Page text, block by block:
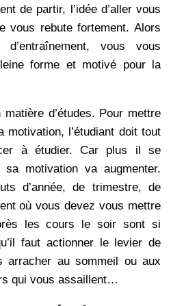
de partir, l’idée d’aller vous
vous rebute fortement. Alors
d’entraînement, vous vous
forme et motivé pour la
d’études. Pour mettre
l’étudiant doit tout
à étudier. Car plus il se
motivation va augmenter.
d’année, de trimestre, de
où vous devez vous mettre
les cours le soir sont si
faut actionner le levier de
arracher au sommeil ou aux
qui vous assaillent…